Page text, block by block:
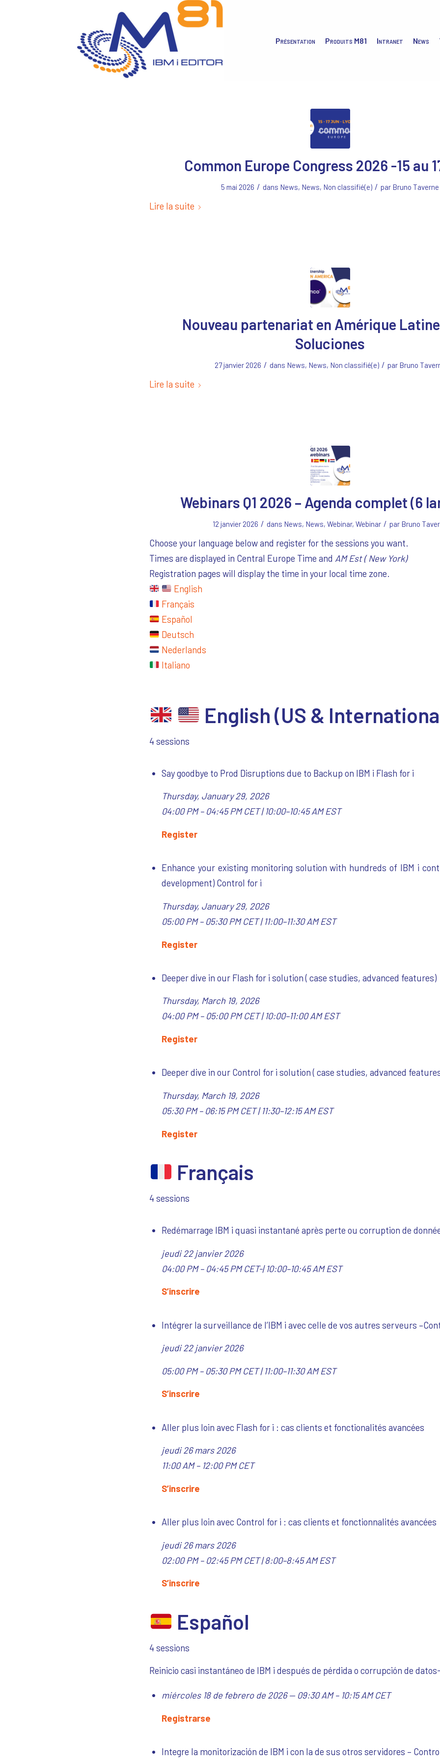
Présentation Produits M81 Intranet News
Common Europe Congress 2026 -15 au
5 mai 2026 / dans News, News, Non classifié(e) / par Bruno Taverne
Lire la suite
Nouveau partenariat en Amérique
Soluciones
27 janvier 2026 / dans News, News, Non classifié(e) / par Bruno
Lire la suite
Webinars Q1 2026 – Agenda complet (6
12 janvier 2026 / dans News, News, Webinar, Webinar / par Bruno
Choose your language below and register for the sessions you want.
Times are displayed in Central Europe Time and AM Est ( New York)
Registration pages will display the time in your local time zone.
English
Français
Español
Deutsch
Nederlands
Italiano
English (US &
4 sessions
Say goodbye to Prod Disruptions due to Backup on IBM i Flash for i
Thursday, January 29, 2026
04:00 PM – 04:45 PM CET | 10:00–10:45 AM EST
Register
Enhance your existing monitoring solution with hundreds of IBM i
development) Control for i
Thursday, January 29, 2026
05:00 PM – 05:30 PM CET | 11:00–11:30 AM EST
Register
Deeper dive in our Flash for i solution ( case studies, advanced features)
Thursday, March 19, 2026
04:00 PM – 05:00 PM CET | 10:00–11:00 AM EST
Register
Deeper dive in our Control for i solution ( case studies, advanced
Thursday, March 19, 2026
05:30 PM – 06:15 PM CET | 11:30–12:15 AM EST
Register
Français
4 sessions
Redémarrage IBM i quasi instantané après perte ou corruption de
jeudi 22 janvier 2026
04:00 PM – 04:45 PM CET-| 10:00–10:45 AM EST
S’inscrire
Intégrer la surveillance de l’IBM i avec celle de vos autres serveurs –
jeudi 22 janvier 2026
05:00 PM – 05:30 PM CET | 11:00–11:30 AM EST
S’inscrire
Aller plus loin avec Flash for i : cas clients et fonctionalités avancées
jeudi 26 mars 2026
11:00 AM – 12:00 PM CET
S’inscrire
Aller plus loin avec Control for i : cas clients et fonctionnalités avancées
jeudi 26 mars 2026
02:00 PM – 02:45 PM CET | 8:00–8:45 AM EST
S’inscrire
Español
4 sessions
Reinicio casi instantáneo de IBM i después de pérdida o corrupción de datos-
miércoles 18 de febrero de 2026 — 09:30 AM – 10:15 AM CET
Registrarse
Integre la monitorización de IBM i con la de sus otros servidores –